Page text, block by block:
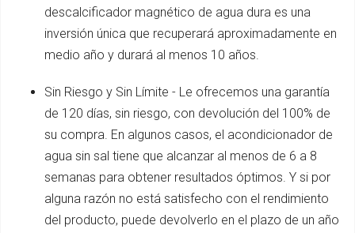
descalcificador magnético de agua dura es una
inversión única que recuperará aproximadamente en
medio año y durará al menos 10 años.
Sin Riesgo y Sin Límite - Le ofrecemos una garantía
de 120 días, sin riesgo, con devolución del 100% de
su compra. En algunos casos, el acondicionador de
agua sin sal tiene que alcanzar al menos de 6 a 8
semanas para obtener resultados óptimos. Y si por
alguna razón no está satisfecho con el rendimiento
del producto, puede devolverlo en el plazo de un año